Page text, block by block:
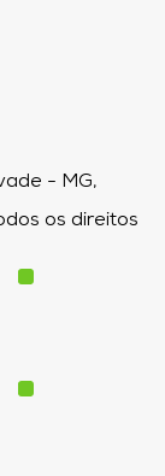
- MG,
os direitos